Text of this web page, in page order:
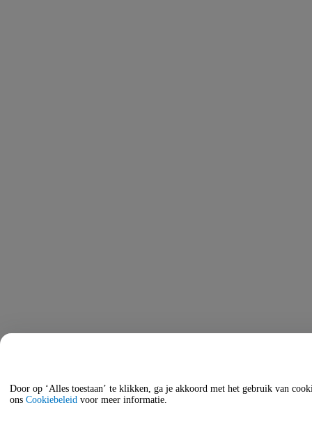
Door op ‘Alles toestaan’ te klikken, ga je akkoord met het gebruik van
ons Cookiebeleid voor meer informatie.